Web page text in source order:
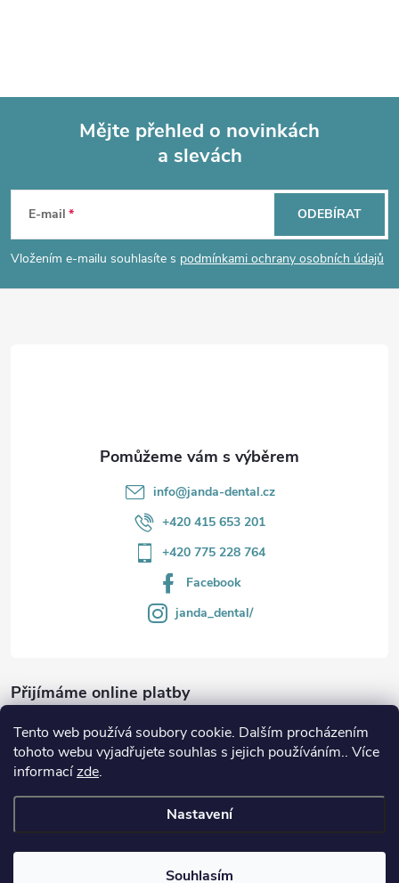
Tento web používá soubory cookie. Dalším procházením
tohoto webu vyjadřujete souhlas s jejich používáním.. Více
informacízde.
Nastavení
Souhlasím
p
Mějte přehled o novinkách
a slevách
E-mail
Vložením e-mailu souhlasíte s podmínkami ochrany osobních údajů
ODEBÍRAT
info@janda-dental.cz
+420 415 653 201
+420 775 228 764
Facebook
janda_dental/
Přijímáme online platby
Copyright 2026JANDA-DENTAL.cz. Všechna práva vyhrazena.